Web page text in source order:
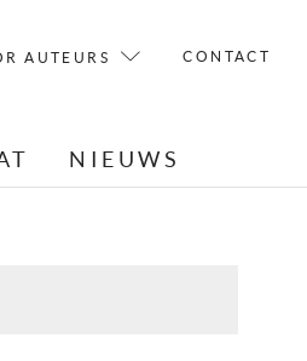
AUTEURS CONTACT
NIEUWS